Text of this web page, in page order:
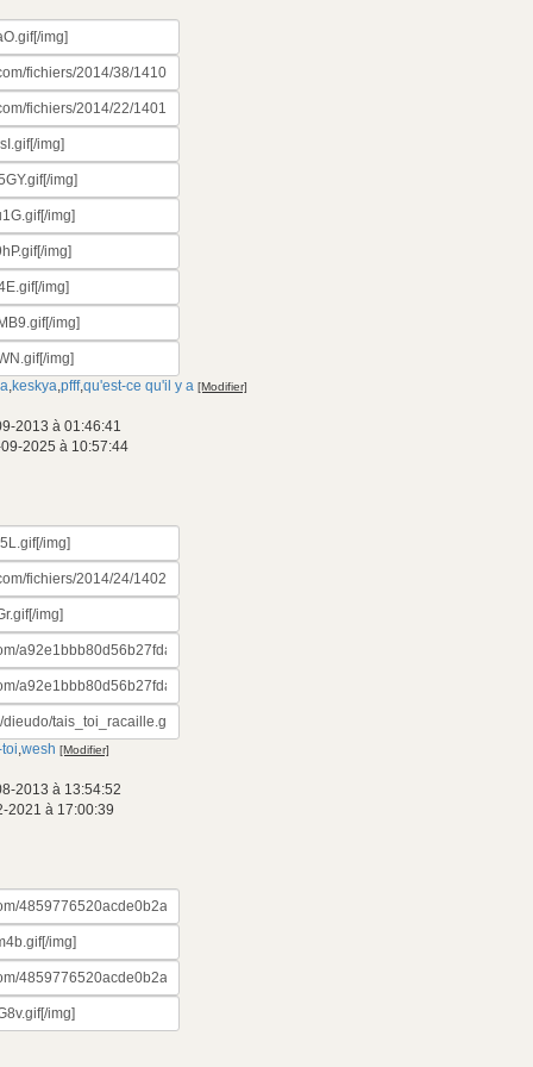
,keskya,pfff,qu'est-ce qu'il y a [Modifier]
2013 à 01:46:41
09-2025 à 10:57:44
,wesh [Modifier]
2013 à 13:54:52
2021 à 17:00:39